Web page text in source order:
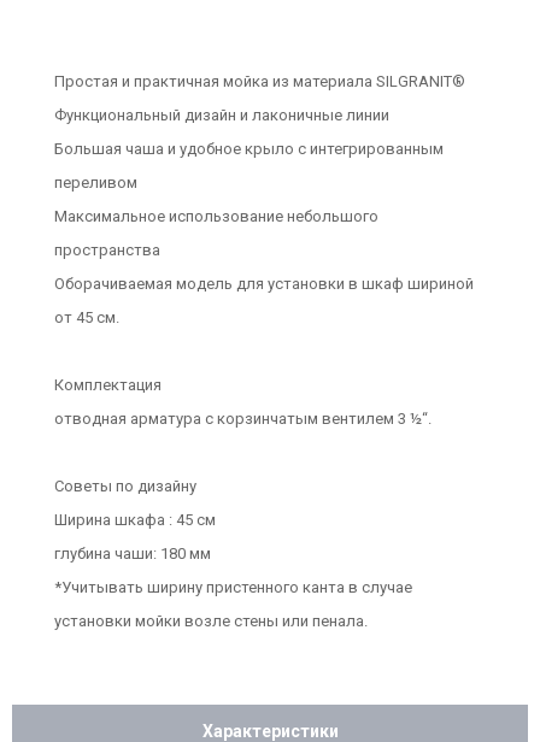
Простая и практичная мойка из материала SILGRANIT®
Функциональный дизайн и лаконичные линии
Большая чаша и удобное крыло с интегрированным
переливом
Максимальное использование небольшого
пространства
Оборачиваемая модель для установки в шкаф шириной
от 45 см.
Комплектация
отводная арматура с корзинчатым вентилем 3 ½“.
Советы по дизайну
Ширина шкафа : 45 см
глубина чаши: 180 мм
*Учитывать ширину пристенного канта в случае
установки мойки возле стены или пенала.
Характеристики